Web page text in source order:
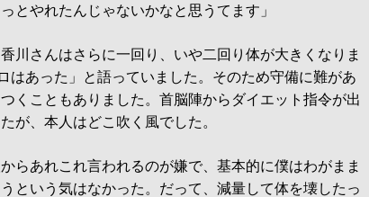
とやれたんじゃないかなと思うてます」
川さんはさらに一回り、いや二回り体が大きくなりま
はあった」と語っていました。そのため守備に難があ
くこともありました。首脳陣からダイエット指令が出
が、本人はどこ吹く風でした。
らあれこれ言われるのが嫌で、基本的に僕はわがまま
という気はなかった。だって、減量して体を壊したっ